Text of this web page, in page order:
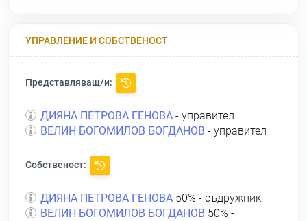
УПРАВЛЕНИЕ И СОБСТВЕНОСТ
Представляващ/и:
ДИЯНА ПЕТРОВА ГЕНОВА - управител
ВЕЛИН БОГОМИЛОВ БОГДАНОВ - управител
Собственост:
ДИЯНА ПЕТРОВА ГЕНОВА 50% - съдружник
ВЕЛИН БОГОМИЛОВ БОГДАНОВ 50% -